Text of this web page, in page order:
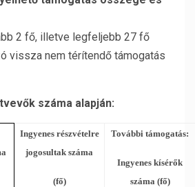
2 fő, illetve legfeljebb 27 fő
vissza nem térítendő támogatás
száma alapján:
Ingyenes részvételre
jogosultak száma
(fő)
További támogatás:
Ingyenes kísérők
száma (fő)